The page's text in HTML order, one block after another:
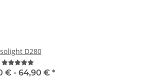
D280
€ - 64,90 € *